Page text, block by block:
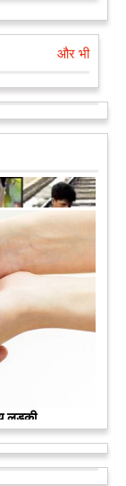
और भी
लड़की
दे जाते हैं। वह
ज़ाते हैं। दुनिया
3 जरूरतमंद लोगों